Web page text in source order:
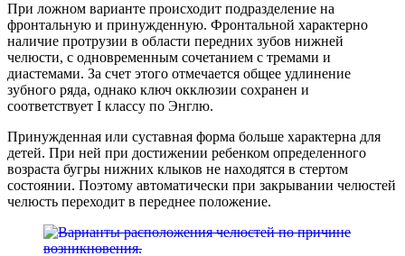
При ложном варианте происходит подразделение на
фронтальную и принужденную. Фронтальной характерно
наличие протрузии в области передних зубов нижней
челюсти, с одновременным сочетанием с тремами и
диастемами. За счет этого отмечается общее удлинение
зубного ряда, однако ключ окклюзии сохранен и
соответствует I классу по Энглю.
Принужденная или суставная форма больше характерна для
детей. При ней при достижении ребенком определенного
возраста бугры нижних клыков не находятся в стертом
состоянии. Поэтому автоматически при закрывании челюстей
челюсть переходит в переднее положение.